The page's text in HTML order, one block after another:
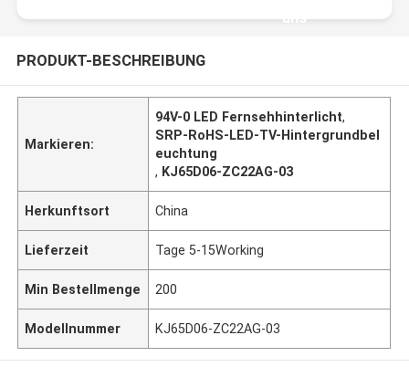
uns
PRODUKT-BESCHREIBUNG
Markieren:
94V-0 LED Fernsehhinterlicht,
SRP-RoHS-LED-TV-Hintergrundbel
euchtung
, KJ65D06-ZC22AG-03
Herkunftsort China
Lieferzeit Tage 5-15Working
Min Bestellmenge 200
Modellnummer KJ65D06-ZC22AG-03